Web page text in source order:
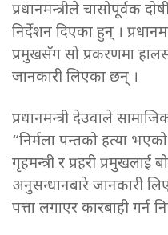
प्रधानमन्त्रीले चासोपूर्वक
निर्देशन दिएका हुन् ।
प्रमुखसँग सो प्रकरणमा
जानकारी लिएका छन् ।
प्रधानमन्त्री देउवाले
“निर्मला पन्तको हत्या
गृहमन्त्री र प्रहरी
अनुसन्धानबारे जानकारी
पत्ता लगाएर कारबाही गर्न